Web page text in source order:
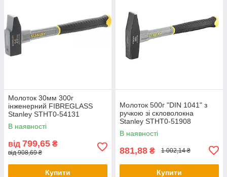
Молоток 30мм 300г
інженерний FIBREGLASS
Stanley STHT0-54131
В наявності
від 799,65 ₴
від 908,69 ₴
Купити
Молоток 500г "DIN 1041" з
ручкою зі скловолокна
Stanley STHT0-51908
В наявності
881,88 ₴ 1 002,14 ₴
Купити